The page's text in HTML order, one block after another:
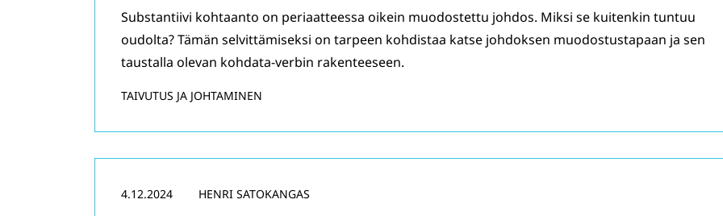
Substantiivi kohtaanto on periaatteessa oikein muodostettu johdos. Miksi se kuitenkin tuntuu
oudolta? Tämän selvittämiseksi on tarpeen kohdistaa katse johdoksen muodostustapaan ja sen
taustalla olevan kohdata-verbin rakenteeseen.
TAIVUTUS JA JOHTAMINEN
4.12.2024 HENRI SATOKANGAS